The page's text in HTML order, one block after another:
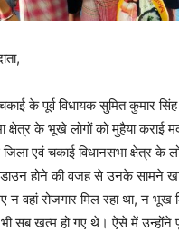
के पूर्व विधायक सुमित कुमार
क्षेत्र के भूखे लोगों को मुहैया कराई
एवं चकाई विधानसभा क्षेत्र के
होने की वजह से उनके सामने
वहां रोजगार मिल रहा था, न भूख
सब खत्म हो गए थे। ऐसे में उन्होंने